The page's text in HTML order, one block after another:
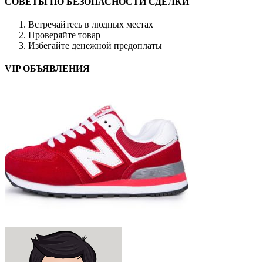
Встречайтесь в людных местах
Проверяйте товар
Избегайте денежной предоплаты
VIP ОБЪЯВЛЕНИЯ